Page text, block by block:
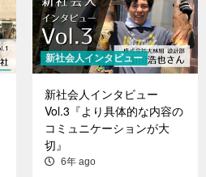
新社会人インタビュー
新社会人インタビュー
Vol.3『より具体的な内容の
コミュニケーションが大
切』
6年 ago